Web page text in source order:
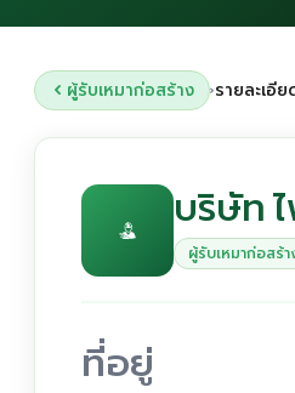
ผู้รับเหมาก่อสร้าง ›รายละเอี
บริษัท
ผู้รับเหมาก่อสร้า
ที่อยู่